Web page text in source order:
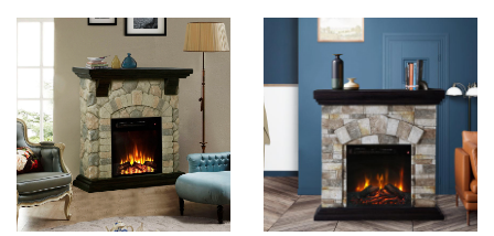
قابلة للضبط من
المغنيسيوم (Mgo) ووحدة
تحكم عن بُعد قابلة للضبط من
حيث درجة الحرارة